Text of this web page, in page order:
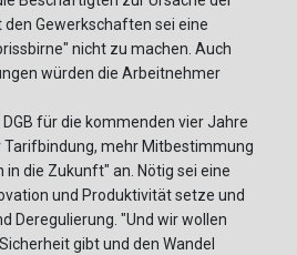
den Gewerkschaften sei eine
nicht zu machen. Auch
würden die Arbeitnehmer
für die kommenden vier Jahre
Tarifbindung, mehr Mitbestimmung
die Zukunft" an. Nötig sei eine
und Produktivität setze und
Deregulierung. "Und wir wollen
gibt und den Wandel